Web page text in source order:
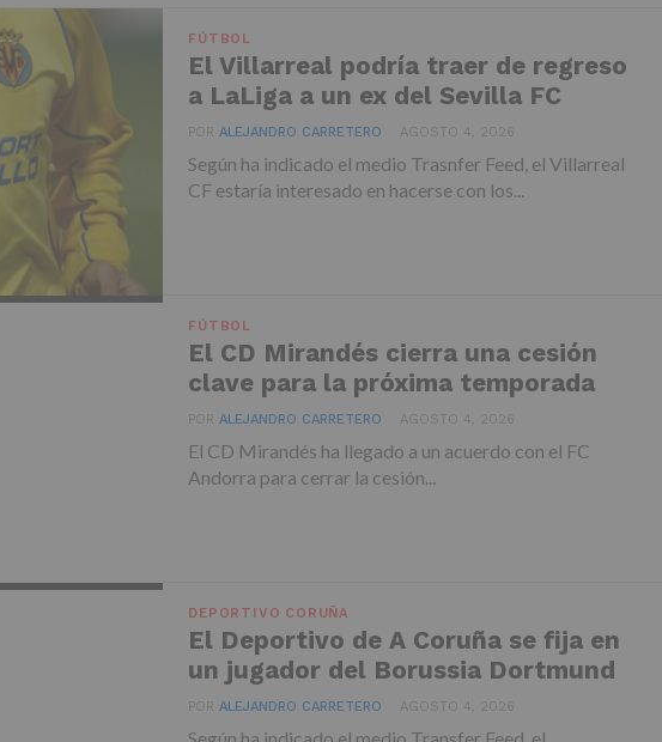
FÚTBOL
El Villarreal podría traer de regreso
a LaLiga a un ex del Sevilla FC
PORALEJANDRO CARRETERO AGOSTO 4, 2026
Según ha indicado el medio Trasnfer Feed, el Villarreal
CF estaría interesado en hacerse con los...
FÚTBOL
El CD Mirandés cierra una cesión
clave para la próxima temporada
PORALEJANDRO CARRETERO AGOSTO 4, 2026
El CD Mirandés ha llegado a un acuerdo con el FC
Andorra para cerrar la cesión...
DEPORTIVO CORUÑA
El Deportivo de A Coruña se fija en
un jugador del Borussia Dortmund
PORALEJANDRO CARRETERO AGOSTO 4, 2026